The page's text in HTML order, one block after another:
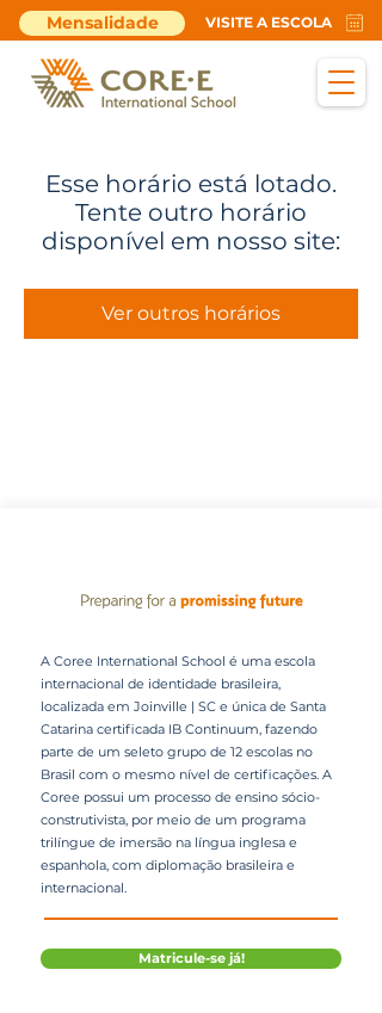
Mensalidade VISITE A ESCOLA
Esse horário está lotado.
Tente outro horário
disponível em nosso site:
Ver outros horários
A Coree International School é uma escola
internacional de identidade brasileira,
localizada em Joinville | SC e única de Santa
Catarina certificada IB Continuum, fazendo
parte de um seleto grupo de 12 escolas no
Brasil com o mesmo nível de certificações. A
Coree possui um processo de ensino sócio-
construtivista, por meio de um programa
trilíngue de imersão na língua inglesa e
espanhola, com diplomação brasileira e
internacional.
Matricule-se já!